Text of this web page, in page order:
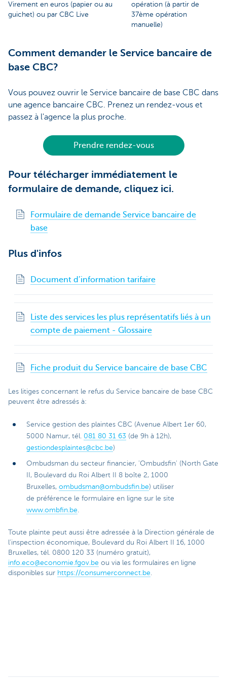
Virement en euros (papier ou au
guichet) ou par CBC Live
opération (à partir de
37ème opération
manuelle)
Comment demander le Service bancaire de
base CBC?
Vous pouvez ouvrir le Service bancaire de base CBC dans
une agence bancaire CBC. Prenez un rendez-vous et
passez à l'agence la plus proche.
Prendre rendez-vous
Pour télécharger immédiatement le
formulaire de demande, cliquez ici.
Formulaire de demande Service bancaire de
base
Plus d'infos
Document d’information tarifaire
Liste des services les plus représentatifs liés à un
compte de paiement - Glossaire
Fiche produit du Service bancaire de base CBC
Les litiges concernant le refus du Service bancaire de base CBC
peuvent être adressés à:
Service gestion des plaintes CBC (Avenue Albert 1er 60,
5000 Namur, tél. 081 80 31 63 (de 9h à 12h),
gestiondesplaintes@cbc.be)
Ombudsman du secteur financier, 'Ombudsfin' (North Gate
II, Boulevard du Roi Albert II 8 boîte 2, 1000
Bruxelles, ombudsman@ombudsfin.be) utiliser
de préférence le formulaire en ligne sur le site
www.ombfin.be.
Toute plainte peut aussi être adressée à la Direction générale de
l'inspection économique, Boulevard du Roi Albert II 16, 1000
Bruxelles, tél. 0800 120 33 (numéro gratuit),
info.eco@economie.fgov.be ou via les formulaires en ligne
disponibles sur https://consumerconnect.be.